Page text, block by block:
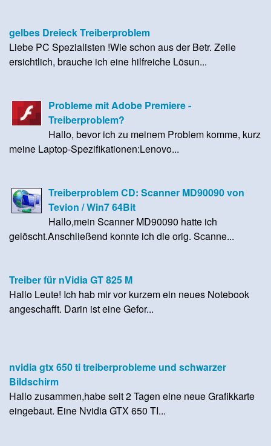
gelbes Dreieck Treiberproblem
Liebe PC Spezialisten !Wie schon aus der Betr. Zeile
ersichtlich, brauche ich eine hilfreiche Lösun...
Probleme mit Adobe Premiere -
Treiberproblem?
Hallo, bevor ich zu meinem Problem komme, kurz
meine Laptop-Spezifikationen:Lenovo...
Treiberproblem CD: Scanner MD90090 von
Tevion / Win7 64Bit
Hallo,mein Scanner MD90090 hatte ich
gelöscht.Anschließend konnte ich die orig. Scanne...
Treiber für nVidia GT 825 M
Hallo Leute! Ich hab mir vor kurzem ein neues Notebook
angeschafft. Darin ist eine Gefor...
nvidia gtx 650 ti treiberprobleme und schwarzer
Bildschirm
Hallo zusammen,habe seit 2 Tagen eine neue Grafikkarte
eingebaut. Eine Nvidia GTX 650 TI...